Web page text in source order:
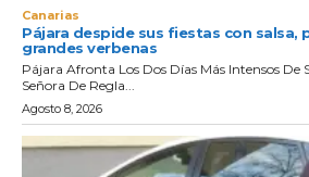
Canarias
Pájara despide sus fiestas con salsa,
grandes verbenas
Pájara Afronta Los Dos Días Más Intensos De
Señora De Regla...
Agosto 8, 2026